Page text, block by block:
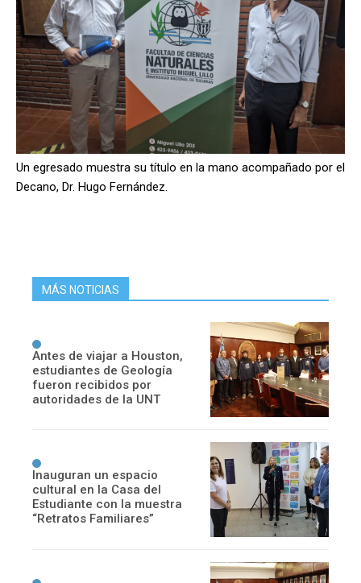
Un egresado muestra su título en la mano acompañado por el
Decano, Dr. Hugo Fernández.
MÁS NOTICIAS
Antes de viajar a Houston,
estudiantes de Geología
fueron recibidos por
autoridades de la UNT
Inauguran un espacio
cultural en la Casa del
Estudiante con la muestra
“Retratos Familiares”